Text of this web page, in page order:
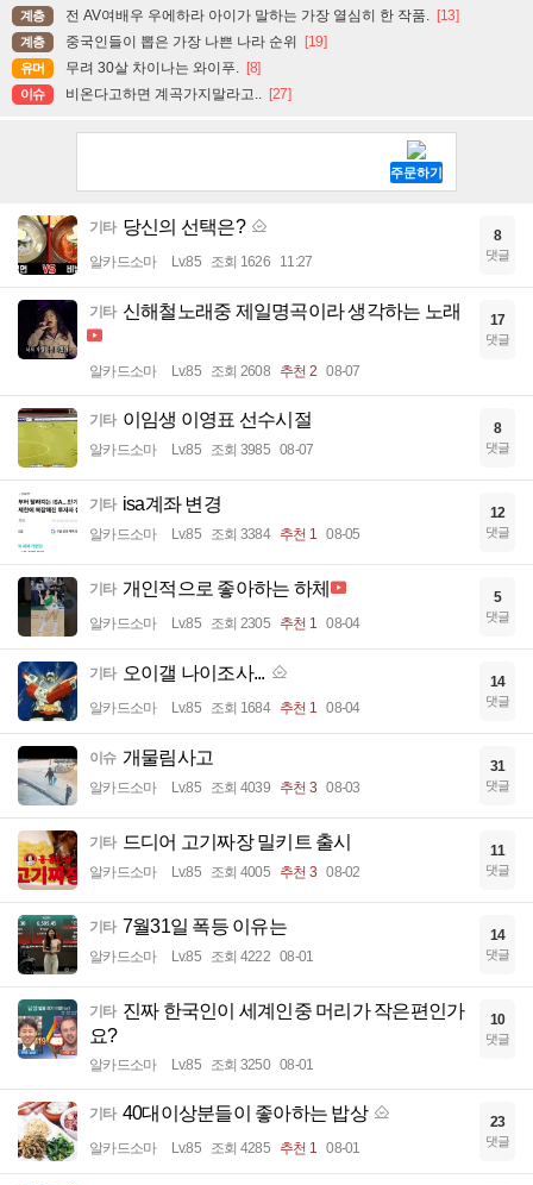
계층 전 AV여배우 우에하라 아이가 말하는 가장 열심히 한 작품. [13]
계층 중국인들이 뽑은 가장 나쁜 나라 순위 [19]
유머 무려 30살 차이나는 와이푸. [8]
이슈 비온다고하면 계곡가지말라고.. [27]
기타 당신의 선택은?
알카드소마 Lv.85 조회 1626 11:27
8
댓글
기타 신해철노래중 제일명곡이라 생각하는 노래
알카드소마 Lv.85 조회 2608 추천 2 08-07
17
댓글
기타 이임생 이영표 선수시절
알카드소마 Lv.85 조회 3985 08-07
8
댓글
기타 isa계좌 변경
알카드소마 Lv.85 조회 3384 추천 1 08-05
12
댓글
기타 개인적으로 좋아하는 하체
알카드소마 Lv.85 조회 2305 추천 1 08-04
5
댓글
기타 오이갤 나이조사...
알카드소마 Lv.85 조회 1684 추천 1 08-04
14
댓글
이슈 개물림사고
알카드소마 Lv.85 조회 4039 추천 3 08-03
31
댓글
기타 드디어 고기짜장 밀키트 출시
알카드소마 Lv.85 조회 4005 추천 3 08-02
11
댓글
기타 7월31일 폭등 이유는
알카드소마 Lv.85 조회 4222 08-01
14
댓글
기타 진짜 한국인이 세계인중 머리가 작은편인가
요?
알카드소마 Lv.85 조회 3250 08-01
10
댓글
기타 40대이상분들이 좋아하는 밥상
알카드소마 Lv.85 조회 4285 추천 1 08-01
23
댓글